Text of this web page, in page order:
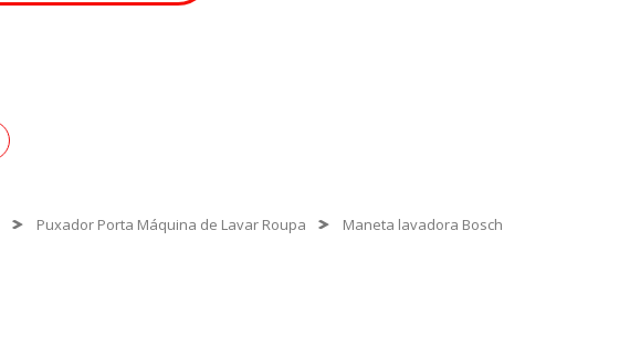
Puxador Porta Máquina de Lavar Roupa
Maneta lavadora Bosch